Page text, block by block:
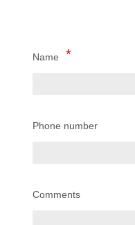
Name
Phone number
Comments